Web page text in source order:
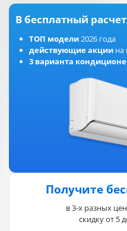
В бесплатный
ТОП модели 2026 года
действующие акции на
3 варианта
Получите
в 3-х разных
скидку от 5